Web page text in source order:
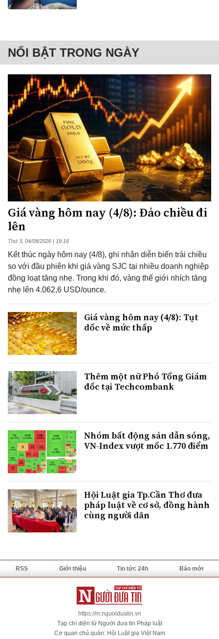
NỔI BẬT TRONG NGÀY
Giá vàng hôm nay (4/8): Đảo chiều đi
lên
Thứ 3, 04/08/2026 | 19:16
Kết thúc ngày hôm nay (4/8), ghi nhận diễn biến trái chiều
so với đầu phiên khi giá vàng SJC tại nhiều doanh nghiệp
đồng loạt tăng nhẹ. Trong khi đó, vàng thế giới nhích tăng
nhẹ lên 4.062,6 USD/ounce.
Giá vàng hôm nay (4/8): Tụt
dốc về mức thấp
Thêm một nữ Phó Tổng Giám
đốc tại Techcombank
Nhóm bất động sản dẫn sóng,
VN-Index vượt mốc 1.770 điểm
Hội Luật gia Tp.Cần Thơ đưa
pháp luật về cơ sở, đồng hành
cùng người dân
RSS Giới thiệu Tin tức 24h Báo mới
https://m.nguoiduatin.vn
Tạp chí điện tử Người đưa tin Pháp luật
Cơ quan chủ quản: Hội Luật gia Việt Nam